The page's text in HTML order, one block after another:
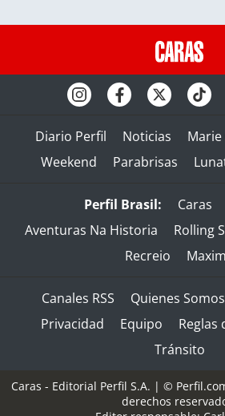
Diario Perfil Noticias Marie
Weekend
Parabrisas
Perfil Brasil: Caras
Aventuras Na Historia
Rolling
Recreio
Canales RSS Quienes Somos
Privacidad
Equipo
Reglas
Tránsito
Caras - Editorial Perfil S.A. | ©
derechos